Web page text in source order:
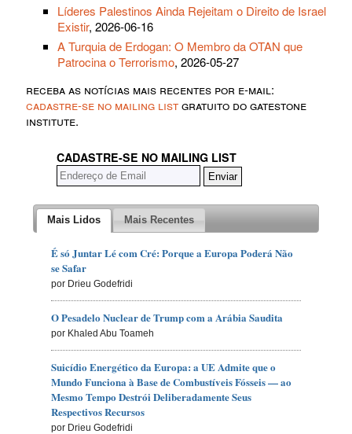
Líderes Palestinos Ainda Rejeitam o Direito de Israel
Existir, 2026-06-16
A Turquia de Erdogan: O Membro da OTAN que
Patrocina o Terrorismo, 2026-05-27
receba as notícias mais recentes por e-mail:
cadastre-se no mailing listgratuito do gatestone
institute.
CADASTRE-SE NO MAILING LIST
Mais Lidos Mais Recentes
É só Juntar Lé com Cré: Porque a Europa Poderá Não
se Safar
por Drieu Godefridi
O Pesadelo Nuclear de Trump com a Arábia Saudita
por Khaled Abu Toameh
Suicídio Energético da Europa: a UE Admite que o
Mundo Funciona à Base de Combustíveis Fósseis — ao
Mesmo Tempo Destrói Deliberadamente Seus
Respectivos Recursos
por Drieu Godefridi